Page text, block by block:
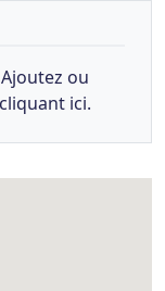
ou
ici.